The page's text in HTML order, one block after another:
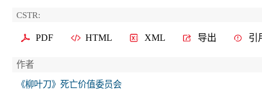
CSTR:
PDF HTML XML 导出 引
作者
《柳叶刀》死亡价值委员会